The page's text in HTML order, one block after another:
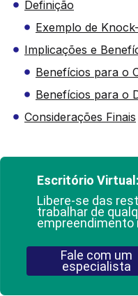
Definição
Exemplo de
Implicações e
Benefícios para o
Benefícios para o
Considerações Finais
Escritório
Libere-se das
trabalhar de
empreendimento
Fale com um
especialista